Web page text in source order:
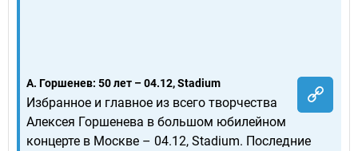
А. Горшенев: 50 лет – 04.12, Stadium
Избранное и главное из всего творчества
Алексея Горшенева в большом юбилейном
концерте в Москве – 04.12, Stadium. Последние